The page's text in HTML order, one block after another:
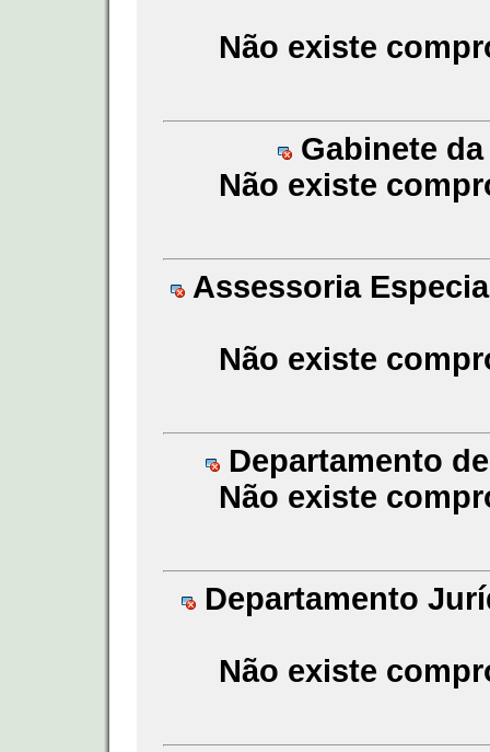
Não existe
Gabinete
Não existe
Assessoria
Não existe
Departamento
Não existe
Departamento
Não existe